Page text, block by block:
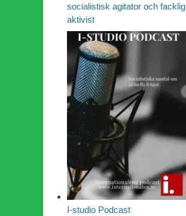
socialistisk agitator och facklig
aktivist
I-studio Podcast